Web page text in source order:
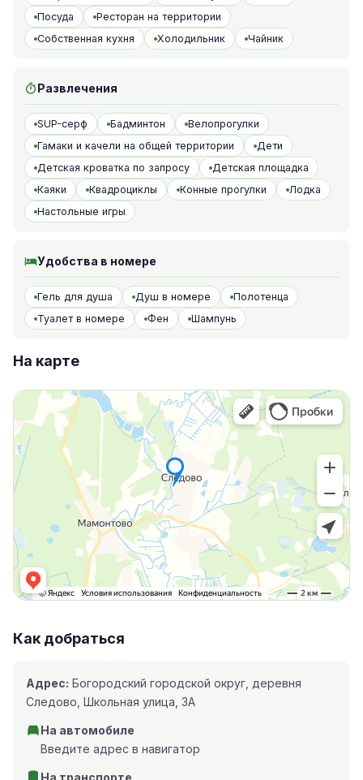
Посуда
Ресторан на территории
Собственная кухня
Холодильник Чайник
Развлечения
SUP-серф Бадминтон
Велопрогулки
Гамаки и качели на общей территории
Дети
Детская кроватка по запросу
Детская площадка
Каяки
Квадроциклы Конные прогулки
Лодка
Настольные игры
Удобства в номере
Гель для душа Душ в номере
Полотенца
Туалет в номере
Фен Шампунь
На карте
Как добраться
Адрес: Богородский городской округ, деревня
Следово, Школьная улица, 3А
На автомобиле
Введите адрес в навигатор
На транспорте